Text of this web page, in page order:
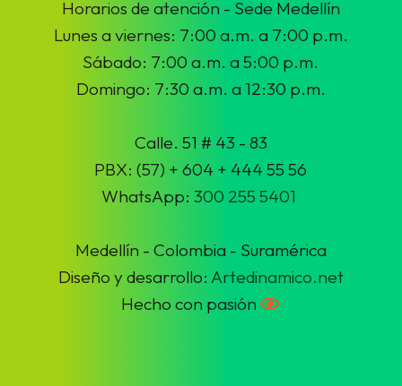
Horarios de atención - Sede Medellín
Lunes a viernes: 7:00 a.m. a 7:00 p.m.
Sábado: 7:00 a.m. a 5:00 p.m.
Domingo: 7:30 a.m. a 12:30 p.m.
Calle. 51 # 43 - 83
PBX: (57) + 604 + 444 55 56
WhatsApp:300 255 5401
Medellín - Colombia - Suramérica
Diseño y desarrollo: Artedinamico.net
Hecho con pasión